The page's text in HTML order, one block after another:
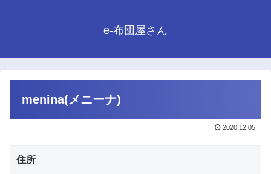
e-布団屋さん
menina(メニーナ)
2020.12.05
住所